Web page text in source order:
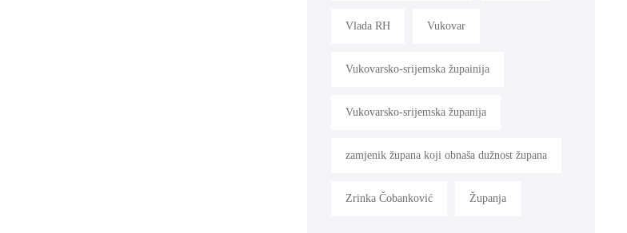
Vlada RH Vukovar
Vukovarsko-srijemska župainija
Vukovarsko-srijemska županija
zamjenik župana koji obnaša dužnost župana
Zrinka Čobanković Županja